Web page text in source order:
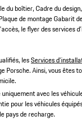
boîtier, Cadre du
de montageGabarit
le flyer des services
lesServices
Porsche. Ainsi, vous
avec les
pour les véhicules
pays de recharge.